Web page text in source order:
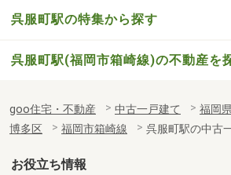
呉服町駅の特集から探す
呉服町駅(福岡市箱崎線)の不動産を
goo住宅・不動産 中古一戸建て 福岡
博多区
福岡市箱崎線 呉服町駅の中古
お役立ち情報